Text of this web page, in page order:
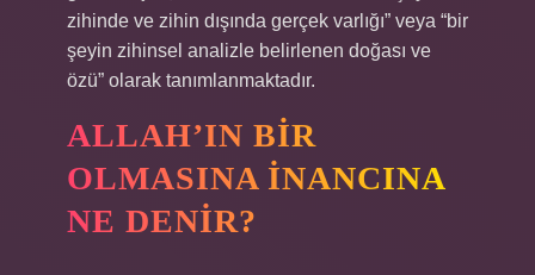
zihinde ve zihin dışında gerçek varlığı” veya “bir
şeyin zihinsel analizle belirlenen doğası ve
özü” olarak tanımlanmaktadır.
ALLAH’IN BIR
OLMASINA INANCINA
NE DENIR?